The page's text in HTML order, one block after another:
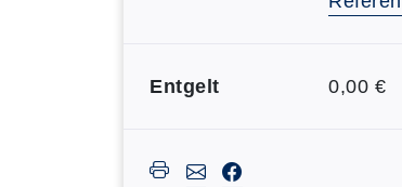
Entgelt 0,00 €